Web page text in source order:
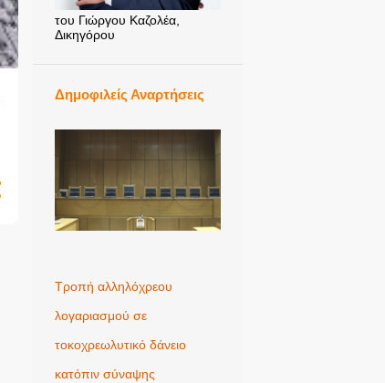
του Γιώργου Καζολέα,
Δικηγόρου
Δημοφιλείς Αναρτήσεις
Τροπή αλληλόχρεου
λογαριασμού σε
τοκοχρεωλυτικό δάνειο
κατόπιν σύναψης